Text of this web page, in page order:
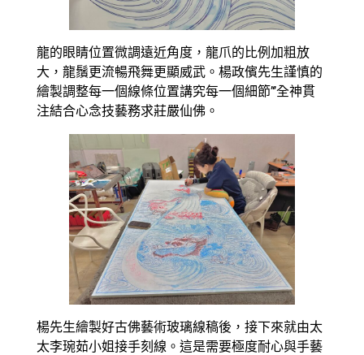
龍的眼睛位置微調遠近角度，龍爪的比例加粗放
大，龍鬚更流暢飛舞更顯威武。楊政儐先生謹慎的
繪製調整每一個線條位置講究每一個細節’‘’全神貫
注結合心念技藝務求莊嚴仙佛。
楊先生繪製好古佛藝術玻璃線稿後，接下來就由太
太李琬茹小姐接手刻線。這是需要極度耐心與手藝